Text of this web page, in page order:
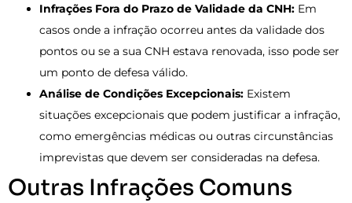
Infrações Fora do Prazo de Validade da CNH: Em
casos onde a infração ocorreu antes da validade dos
pontos ou se a sua CNH estava renovada, isso pode ser
um ponto de defesa válido.
Análise de Condições Excepcionais: Existem
situações excepcionais que podem justificar a infração,
como emergências médicas ou outras circunstâncias
imprevistas que devem ser consideradas na defesa.
Outras Infrações Comuns